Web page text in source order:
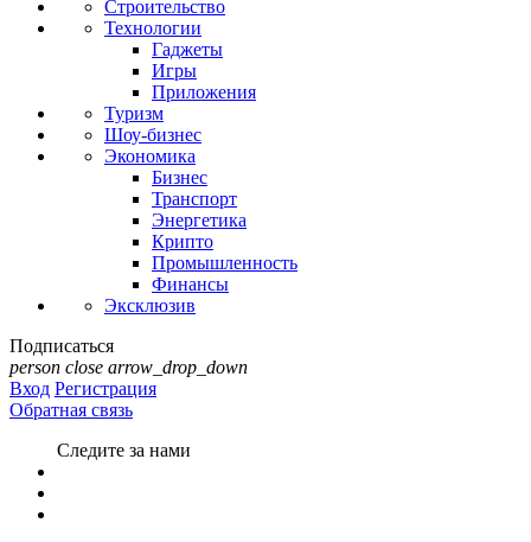
Строительство
Технологии
Гаджеты
Игры
Приложения
Туризм
Шоу-бизнес
Экономика
Бизнес
Транспорт
Энергетика
Крипто
Промышленность
Финансы
Эксклюзив
Подписаться
person close arrow_drop_down
Вход Регистрация
Обратная связь
Следите за нами